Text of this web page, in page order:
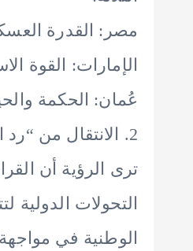
مصر: القدرة
الإمارات: القوة
عُمان: الحكمة
2. الانتقال من “رد الفعل” إلى “إدارة الفعل”:
ترى الرؤية أن
التحولات الدولية
الوطنية في مواجهة